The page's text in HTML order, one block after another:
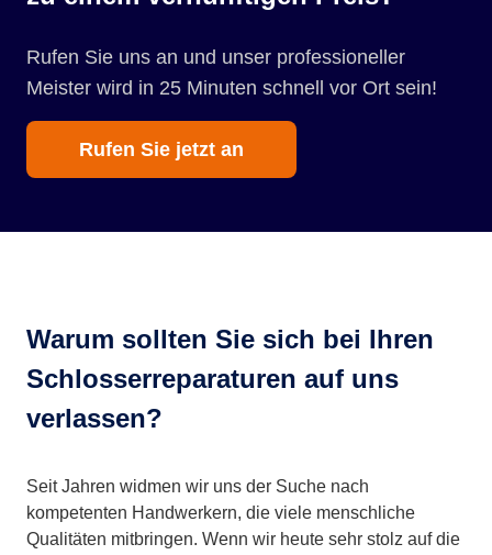
Rufen Sie uns an und unser professioneller
Meister wird in 25 Minuten schnell vor Ort sein!
Rufen Sie jetzt an
Warum sollten Sie sich bei Ihren
Schlosserreparaturen auf uns
verlassen?
Seit Jahren widmen wir uns der Suche nach
kompetenten Handwerkern, die viele menschliche
Qualitäten mitbringen. Wenn wir heute sehr stolz auf die